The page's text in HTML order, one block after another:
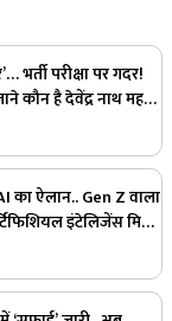
भर्ती परीक्षा पर गदर!
कौन है देवेंद्र नाथ महतो
का ऐलान.. Gen Z वाला
इंटेलिजेंस मिशन
तैयार किया गया